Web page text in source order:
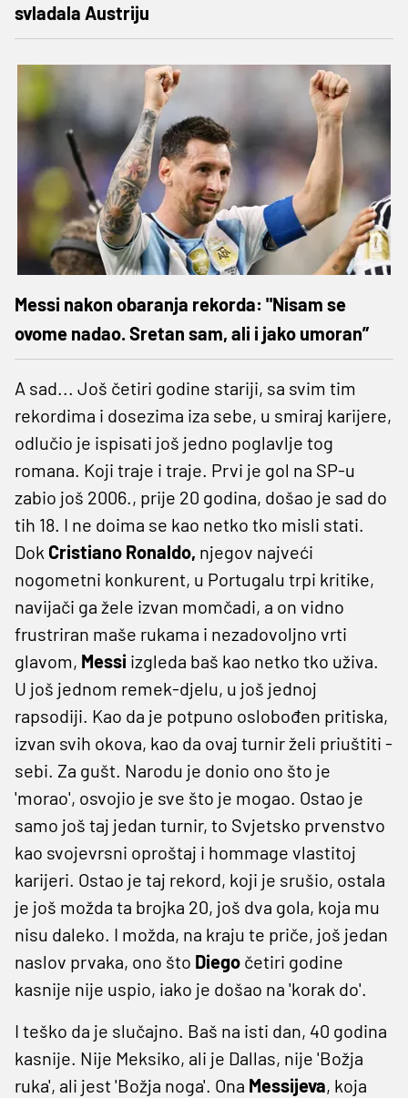
svladala Austriju
Messi nakon obaranja rekorda: "Nisam se
ovome nadao. Sretan sam, ali i jako umoran”
A sad... Još četiri godine stariji, sa svim tim
rekordima i dosezima iza sebe, u smiraj karijere,
odlučio je ispisati još jedno poglavlje tog
romana. Koji traje i traje. Prvi je gol na SP-u
zabio još 2006., prije 20 godina, došao je sad do
tih 18. I ne doima se kao netko tko misli stati.
Dok Cristiano Ronaldo, njegov najveći
nogometni konkurent, u Portugalu trpi kritike,
navijači ga žele izvan momčadi, a on vidno
frustriran maše rukama i nezadovoljno vrti
glavom, Messi izgleda baš kao netko tko uživa.
U još jednom remek-djelu, u još jednoj
rapsodiji. Kao da je potpuno oslobođen pritiska,
izvan svih okova, kao da ovaj turnir želi priuštiti -
sebi. Za gušt. Narodu je donio ono što je
'morao', osvojio je sve što je mogao. Ostao je
samo još taj jedan turnir, to Svjetsko prvenstvo
kao svojevrsni oproštaj i hommage vlastitoj
karijeri. Ostao je taj rekord, koji je srušio, ostala
je još možda ta brojka 20, još dva gola, koja mu
nisu daleko. I možda, na kraju te priče, još jedan
naslov prvaka, ono što Diego četiri godine
kasnije nije uspio, iako je došao na 'korak do'.
I teško da je slučajno. Baš na isti dan, 40 godina
kasnije. Nije Meksiko, ali je Dallas, nije 'Božja
ruka', ali jest 'Božja noga'. Ona Messijeva, koja